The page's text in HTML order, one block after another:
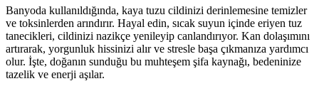
Banyoda kullanıldığında, kaya tuzu cildinizi derinlemesine temizler
ve toksinlerden arındırır. Hayal edin, sıcak suyun içinde eriyen tuz
tanecikleri, cildinizi nazikçe yenileyip canlandırıyor. Kan dolaşımını
artırarak, yorgunluk hissinizi alır ve stresle başa çıkmanıza yardımcı
olur. İşte, doğanın sunduğu bu muhteşem şifa kaynağı, bedeninize
tazelik ve enerji aşılar.